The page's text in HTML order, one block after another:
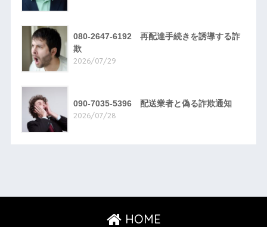
080-2647-6192 再配達手続きを誘導する詐
欺
2026/07/29
090-7035-5396 配送業者と偽る詐欺通知
2026/07/28
HOME